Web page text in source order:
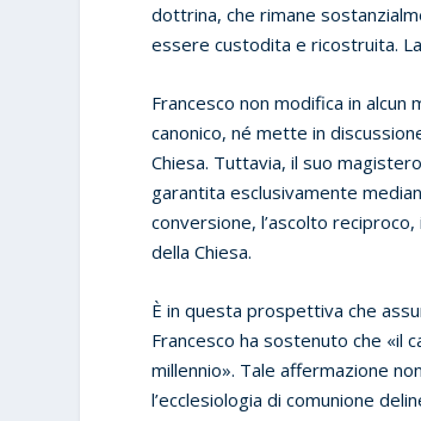
dottrina, che rimane
essere custodita e ricostruita.
Francesco non modifica in
canonico, né mette in
Chiesa. Tuttavia, il suo
garantita esclusivamente
conversione, l’ascolto
della Chiesa.
È in questa prospettiva che
Francesco ha sostenuto che «il
millennio». Tale affermazione
l’ecclesiologia di comunione